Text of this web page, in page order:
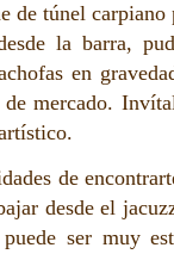
de túnel
la barra,
en
mercado.
de
desde el
puede ser muy